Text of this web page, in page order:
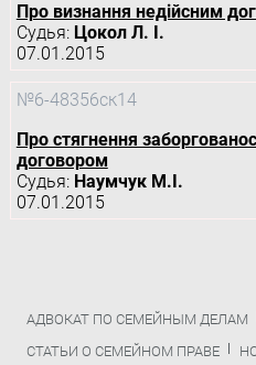
Про визнання недійсним
Судья: Цокол Л. І.
07.01.2015
№6-48356ск14
Про стягнення
договором
Судья: Наумчук М.І.
07.01.2015
АДВОКАТ ПО СЕМЕЙНЫМ ДЕЛАМ
СТАТЬИ О СЕМЕЙНОМ ПРАВЕ